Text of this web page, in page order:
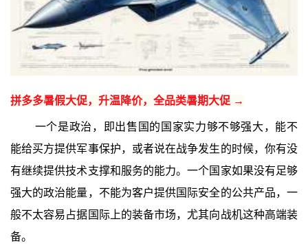
拼多多暑假大促，升温降价，全品类暑期大促 →
一个是政治，即出售国的国家实力够不够强大，能不
能给买方提供军事保护，或者说在战争发生的时候，你有没
有继续提供技术支撑和服务的能力。一个国家如果没有足够
强大的政治能量，不能为客户提供国际安全的公共产品，一
般不太容易占据国际上的装备市场，尤其向战机这种高端装
备。